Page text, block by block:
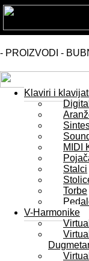
- PROIZVODI -
Klaviri i
MIDI
Stalci
Torbe
V-Harmonike